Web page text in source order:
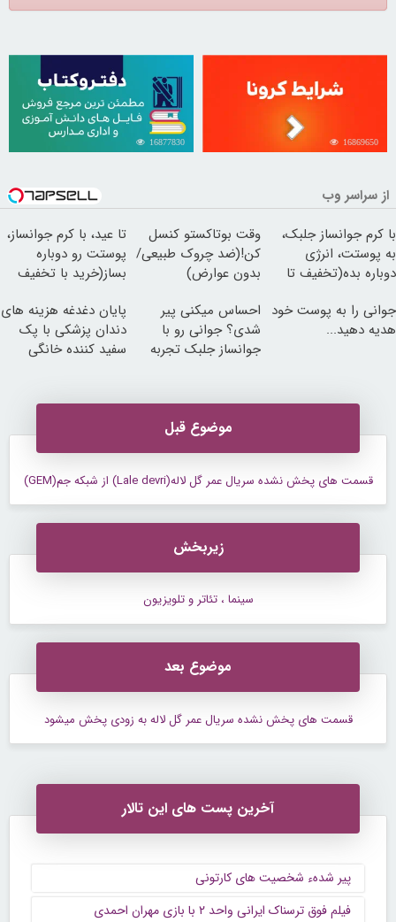
16869650
16877830
از سراسر وب
با کرم جوانساز جلبک،
به پوستت، انرژی
دوباره بده(تخفیف تا
وقت بوتاکستو کنسل
کن!(ضد چروک طبیعی/
بدون عوارض)
تا عید، با کرم جوانساز،
پوستت رو دوباره
بساز(خرید با تخفیف
جوانی را به پوست خود
هدیه دهید...
احساس میکنی پیر
شدی؟ جوانی رو با
جوانساز جلبک تجربه
پایان دغدغه هزینه های
دندان پزشکی با پک
سفید کننده خانگی
موضوع قبل
قسمت های پخش نشده سریال عمر گل لاله(Lale devri) از شبکه جم(GEM)
زیربخش
سینما ، تئاتر و تلویزیون
موضوع بعد
قسمت های پخش نشده سریال عمر گل لاله به زودی پخش میشود
آخرین پست های این تالار
پیر شدهء شخصیت های کارتونی
فیلم فوق ترسناک ایرانی واحد ۲ با بازی مهران احمدی